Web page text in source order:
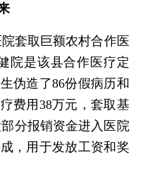
套取巨额农村合作医
院是该县合作医疗定
伪造了86份假病历和
费用38万元，套取基
分报销资金进入医院
，用于发放工资和奖